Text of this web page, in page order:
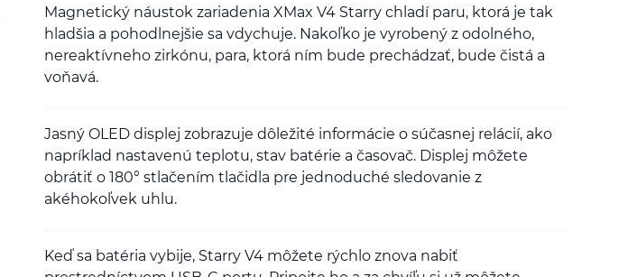
Magnetický náustok zariadenia XMax V4 Starry chladí paru, ktorá je tak
hladšia a pohodlnejšie sa vdychuje. Nakoľko je vyrobený z odolného,
nereaktívneho zirkónu, para, ktorá ním bude prechádzať, bude čistá a
voňavá.
Jasný OLED displej zobrazuje dôležité informácie o súčasnej relácií, ako
napríklad nastavenú teplotu, stav batérie a časovač. Displej môžete
obrátiť o 180° stlačením tlačidla pre jednoduché sledovanie z
akéhokoľvek uhlu.
Keď sa batéria vybije, Starry V4 môžete rýchlo znova nabiť